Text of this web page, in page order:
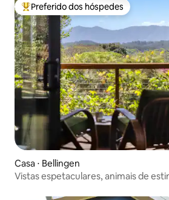
Entre os melhores preferidos dos
Preferido dos hóspedes
Casa ⋅ Bellingen
Vistas espetaculares, animais de